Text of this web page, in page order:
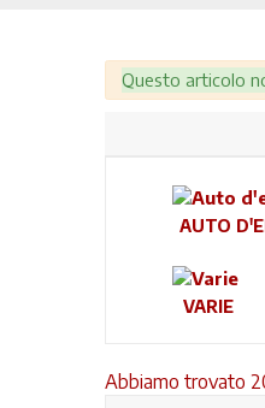
Attenzione
Questo articolo
AUTO
VARIE
Abbiamo trovato